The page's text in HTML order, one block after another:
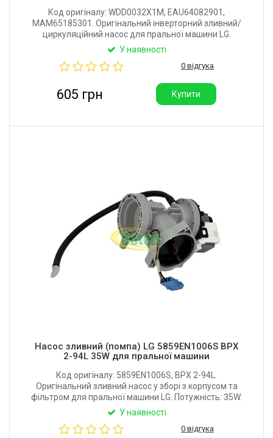
Код оригіналу: WDD0032X1M, EAU64082901,
MAM65185301. Оригінальний інверторний зливний/
циркуляційний насос для пральної машини LG.
Живлення: 26V. Робочий струм: 1.5А. Виробник: LG
У наявності
0 відгука
605 грн Купити
Насос зливний (помпа) LG 5859EN1006S BPX
2-94L 35W для пральної машини
Код оригіналу: 5859EN1006S, BPX 2-94L.
Оригінальний зливний насос у зборі з корпусом та
фільтром для пральної машини LG. Потужність: 35W.
Виробник: Leili Changzhou (Китай).
У наявності
0 відгука